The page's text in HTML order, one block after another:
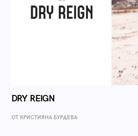
DRY REIGN
ОТ КРИСТИЯНА БУРДЕВА